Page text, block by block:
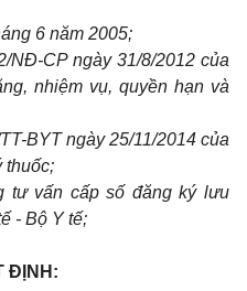
6 năm 2005;
NĐ-CP ngày 31/8/2012 của
nhiệm vụ, quyền hạn và
BYT ngày 25/11/2014 của
thuốc;
tư vấn cấp số đăng ký lưu
- Bộ Y tế;
ĐỊNH: